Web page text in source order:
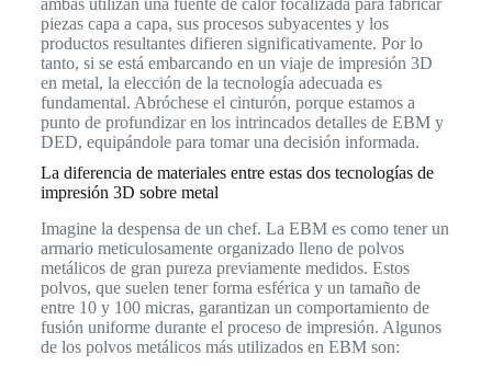
ambas utilizan una fuente de calor focalizada para fabricar
piezas capa a capa, sus procesos subyacentes y los
productos resultantes difieren significativamente. Por lo
tanto, si se está embarcando en un viaje de impresión 3D
en metal, la elección de la tecnología adecuada es
fundamental. Abróchese el cinturón, porque estamos a
punto de profundizar en los intrincados detalles de EBM y
DED, equipándole para tomar una decisión informada.
La diferencia de materiales entre estas dos tecnologías de
impresión 3D sobre metal
Imagine la despensa de un chef. La EBM es como tener un
armario meticulosamente organizado lleno de polvos
metálicos de gran pureza previamente medidos. Estos
polvos, que suelen tener forma esférica y un tamaño de
entre 10 y 100 micras, garantizan un comportamiento de
fusión uniforme durante el proceso de impresión. Algunos
de los polvos metálicos más utilizados en EBM son: